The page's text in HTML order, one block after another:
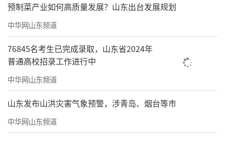
预制菜产业如何高质量发展？山东出台发展规划
中华网山东频道
76845名考生已完成录取，山东省2024年
普通高校招录工作进行中
中华网山东频道
山东发布山洪灾害气象预警，涉青岛、烟台等市
中华网山东频道